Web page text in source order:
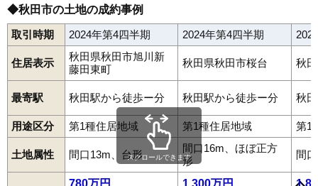
73 楢山愛宕下 14万円
74 楢山本町 14万円 1,027万円 13.5%
75 将軍野向山 14万円 820万円 24.9%
76 楢山石塚町 982万円 14.5%
14万円
79 将軍野堰越 14万円 811万円 16.1%
80 仁井田福島 14万円 1,134万円 14.4%
81 仁井田本町 14万円 971万円 16.1%
◆秋田市の土地の成約事例
取引時期 2024年第4四半期 2024年第4四半期
住居表示
秋田県秋田市旭川新
藤田東町
秋田県秋田市桜台 秋
最寄駅 秋田駅から徒歩ー分 秋田駅から徒歩ー分 秋
用途区分 第1種住居地域 第1種住居地域 第1
土地属性 間口13m、台形
間口16m、ほぼ正方
形
間
780万円 1,300万円
スクロールできます
新屋大川町新屋扇町新屋沖田町
新屋勝平町新屋北浜町新屋栗田町新屋寿町新屋田尻沢中町
新屋田尻沢東町新屋鳥木町新屋比内町新屋日吉町
新屋船場町新屋前野町新屋町新屋松美ガ丘北町
新屋松美ガ丘東町新屋松美ガ丘南町新屋松美町 新屋南浜町
新屋元町
新屋豊町新屋割山町 飯島飯田飯島川端
飯島新町飯島鼠田飯島松根西町飯島松根東町飯島美砂町
飯島道東
飯島緑丘町 泉一ノ坪 泉釜ノ町 泉中央
泉東町
泉南牛島西牛島東牛島南 大住大平台大町御野場卸町
金足追分金足小泉金足下刈上北手荒巻上北手猿田
上北手百崎川尻上野町川尻大川町 川尻御休町川尻新川町
川尻総社町川尻町川尻みよし町川尻若葉町河辺北野田高屋
河辺三内
河辺松渕河辺諸井
河辺和田
川元小川町川元開和町旭南旭北錦町港北新町
高陽幸町御所野地蔵田御所野下堤御所野堤台御所野元町
御所野湯本桜桜ガ丘 山王新町山王中島町